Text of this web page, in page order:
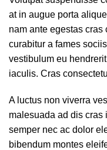
at in augue porta
nam ante egestas
curabitur a fames
vestibulum eu
iaculis. Cras
A luctus non viverra
malesuada ad dis
semper nec ac dolor
bibendum montes